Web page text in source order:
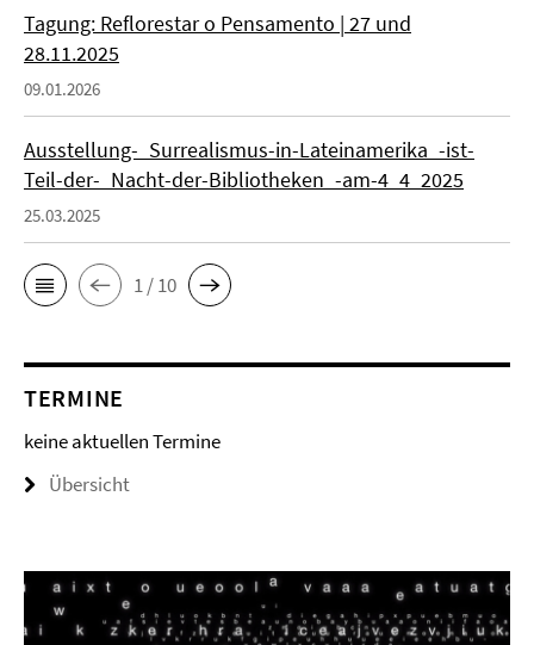
Tagung: Reflorestar o Pensamento | 27 und
28.11.2025
09.01.2026
Ausstellung-_Surrealismus-in-Lateinamerika_-ist-
Teil-der-_Nacht-der-Bibliotheken_-am-4_4_2025
25.03.2025
1 / 10
TERMINE
keine aktuellen Termine
Übersicht